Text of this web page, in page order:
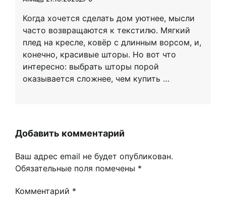
Когда хочется сделать дом уютнее, мысли
часто возвращаются к текстилю. Мягкий
плед на кресле, ковёр с длинным ворсом, и,
конечно, красивые шторы. Но вот что
интересно: выбрать шторы порой
оказывается сложнее, чем купить …
Добавить комментарий
Ваш адрес email не будет опубликован.
Обязательные поля помечены *
Комментарий *